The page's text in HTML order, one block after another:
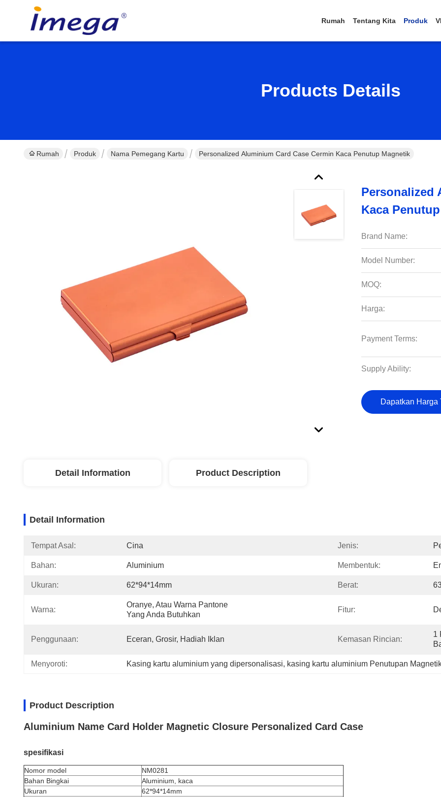
Rumah Tentang Kita Produk
Products Details
Rumah Produk Nama Pemegang Kartu Personalized Aluminium Card Case Cermin Kaca Penutup Magnetik
Personalized
Kaca
Brand Name:
Model Number:
MOQ:
Harga:
Payment Terms:
Supply Ability:
Dapatkan Harga
Detail Information Product Description
Detail Information
Tempat Asal: Cina Jenis:
Bahan: Aluminium Membentuk:
Ukuran: 62*94*14mm Berat:
Warna:
Oranye, Atau Warna Pantone
Yang Anda Butuhkan
Fitur:
Penggunaan: Eceran, Grosir, Hadiah Iklan Kemasan Rincian:
1
Menyoroti: Kasing kartu aluminium yang dipersonalisasi, kasing kartu aluminium Penutupan
Product Description
Aluminium Name Card Holder Magnetic Closure Personalized Card Case
spesifikasi
Nomor model
NM0281
Bahan Bingkai
Aluminium, kaca
Ukuran
62*94*14mm